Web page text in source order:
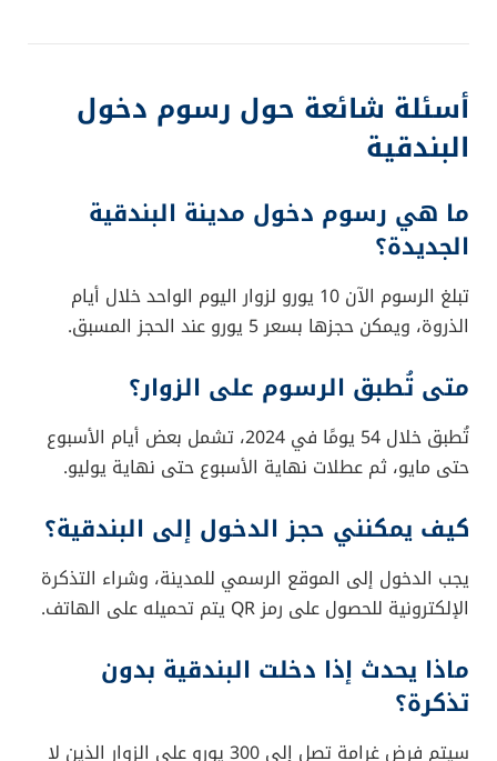
أسئلة شائعة حول رسوم دخول
البندقية
ما هي رسوم دخول مدينة البندقية
الجديدة؟
تبلغ الرسوم الآن 10 يورو لزوار اليوم الواحد خلال أيام
الذروة، ويمكن حجزها بسعر 5 يورو عند الحجز المسبق.
متى تُطبق الرسوم على الزوار؟
تُطبق خلال 54 يومًا في 2024، تشمل بعض أيام الأسبوع
حتى مايو، ثم عطلات نهاية الأسبوع حتى نهاية يوليو.
كيف يمكنني حجز الدخول إلى البندقية؟
يجب الدخول إلى الموقع الرسمي للمدينة، وشراء التذكرة
الإلكترونية للحصول على رمز QR يتم تحميله على الهاتف.
ماذا يحدث إذا دخلت البندقية بدون
تذكرة؟
سيتم فرض غرامة تصل إلى 300 يورو على الزوار الذين لا